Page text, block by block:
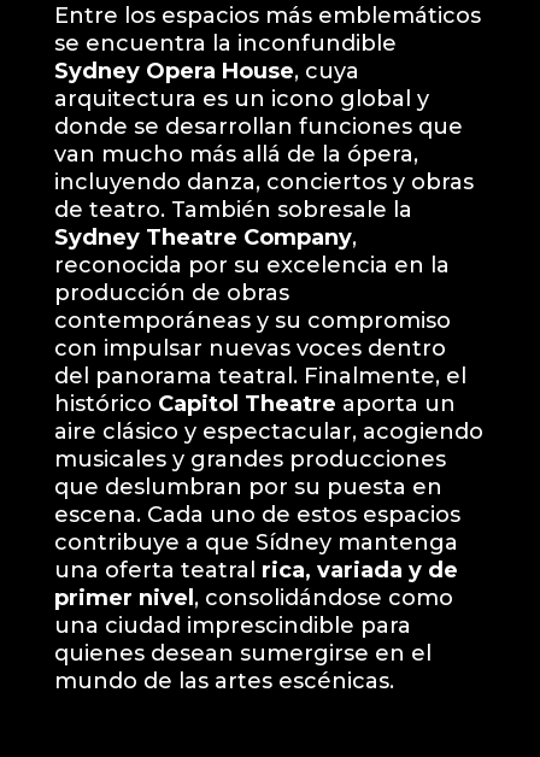
Entre los espacios más emblemáticos
se encuentra la inconfundible
Sydney Opera House, cuya
arquitectura es un icono global y
donde se desarrollan funciones que
van mucho más allá de la ópera,
incluyendo danza, conciertos y obras
de teatro. También sobresale la
Sydney Theatre Company,
reconocida por su excelencia en la
producción de obras
contemporáneas y su compromiso
con impulsar nuevas voces dentro
del panorama teatral. Finalmente, el
histórico Capitol Theatre aporta un
aire clásico y espectacular, acogiendo
musicales y grandes producciones
que deslumbran por su puesta en
escena. Cada uno de estos espacios
contribuye a que Sídney mantenga
una oferta teatral rica, variada y de
primer nivel , consolidándose como
una ciudad imprescindible para
quienes desean sumergirse en el
mundo de las artes escénicas.